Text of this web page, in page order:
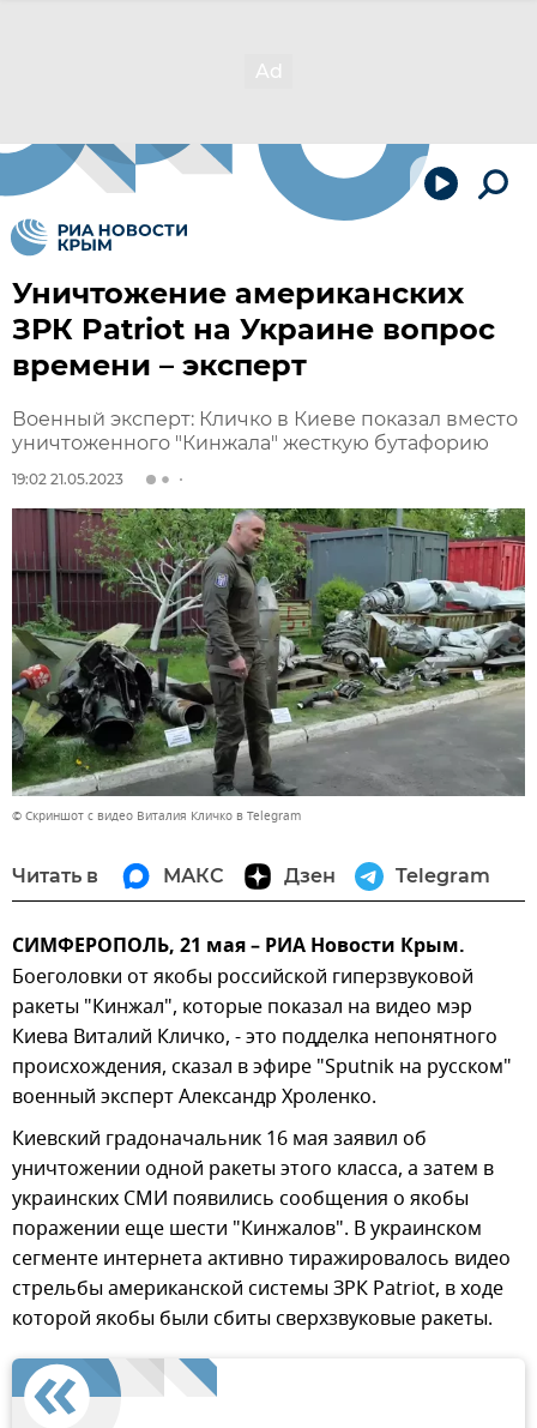
Уничтожение американских
ЗРК Patriot на Украине вопрос
времени – эксперт
Военный эксперт: Кличко в Киеве показал вместо
уничтоженного "Кинжала" жесткую бутафорию
19:02 21.05.2023
© Скриншот с видео Виталия Кличко в Telegram
Читать в МАКС Дзен Telegram
СИМФЕРОПОЛЬ, 21 мая – РИА Новости Крым.
Боеголовки от якобы российской гиперзвуковой
ракеты "Кинжал", которые показал на видео мэр
Киева Виталий Кличко, - это подделка непонятного
происхождения, сказал в эфире "Sputnik на русском"
военный эксперт Александр Хроленко.
Киевский градоначальник 16 мая заявил об
уничтожении одной ракеты этого класса, а затем в
украинских СМИ появились сообщения о якобы
поражении еще шести "Кинжалов". В украинском
сегменте интернета активно тиражировалось видео
стрельбы американской системы ЗРК Patriot, в ходе
которой якобы были сбиты сверхзвуковые ракеты.